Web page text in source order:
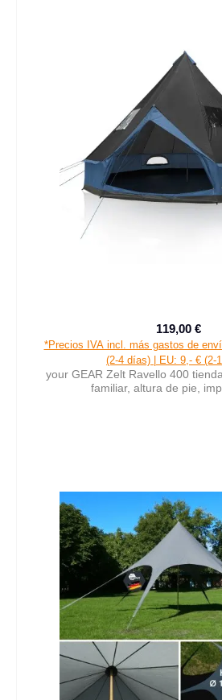
Precio
119,00 €
*Precios IVA incl. más gastos de
(2-4 días) | EU: 9,- € (2-
your GEAR Zelt Ravello 400
familiar, altura de pie,